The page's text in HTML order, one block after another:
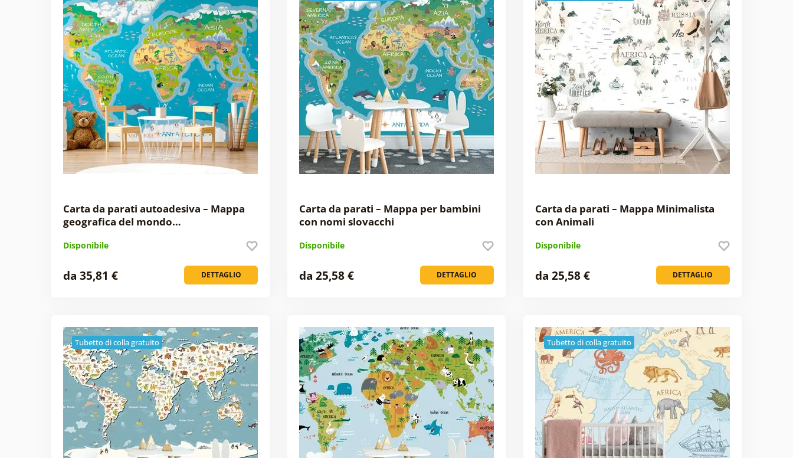
Carta da parati autoadesiva – Mappa
geografica del mondo…
Disponibile
DETTAGLIO
da 35,81 €
Carta da parati – Mappa per bambini
con nomi slovacchi
Disponibile
DETTAGLIO
da 25,58 €
Carta da parati – Mappa Minimalista
con Animali
Disponibile
DETTAGLIO
da 25,58 €
Tubetto di colla gratuito Tubetto di colla gratuito